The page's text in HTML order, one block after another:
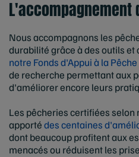
L'accompagnement
Nous accompagnons les
durabilité grâce à des outils et
notre Fonds d'Appui à la
de recherche permettant aux
d'améliorer encore leurs
Les pêcheries certifiées
apportédes centaines
dont beaucoup profitent aux
menacés ou réduisent les